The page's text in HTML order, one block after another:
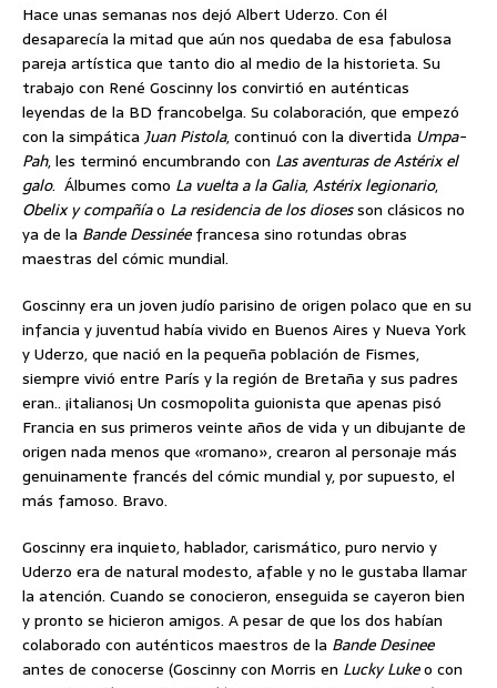
Hace unas semanas nos dejó Albert Uderzo. Con él
desaparecía la mitad que aún nos quedaba de esa fabulosa
pareja artística que tanto dio al medio de la historieta. Su
trabajo con René Goscinny los convirtió en auténticas
leyendas de la BD francobelga. Su colaboración, que empezó
con la simpática Juan Pistola, continuó con la divertida Umpa-
Pah, les terminó encumbrando con Las aventuras de Astérix el
galo. Álbumes como La vuelta a la Galia,Astérix legionario,
Obelix y compañíao La residencia de los diosesson clásicos no
ya de la Bande Dessinéefrancesa sino rotundas obras
maestras del cómic mundial.
Goscinny era un joven judío parisino de origen polaco que en su
infancia y juventud había vivido en Buenos Aires y Nueva York
y Uderzo, que nació en la pequeña población de Fismes,
siempre vivió entre París y la región de Bretaña y sus padres
eran.. ¡italianos¡ Un cosmopolita guionista que apenas pisó
Francia en sus primeros veinte años de vida y un dibujante de
origen nada menos que «romano», crearon al personaje más
genuinamente francés del cómic mundial y, por supuesto, el
más famoso. Bravo.
Goscinny era inquieto, hablador, carismático, puro nervio y
Uderzo era de natural modesto, afable y no le gustaba llamar
la atención. Cuando se conocieron, enseguida se cayeron bien
y pronto se hicieron amigos. A pesar de que los dos habían
colaborado con auténticos maestros de la Bande Desinee
antes de conocerse (Goscinny con Morris en Lucky Lukeo con